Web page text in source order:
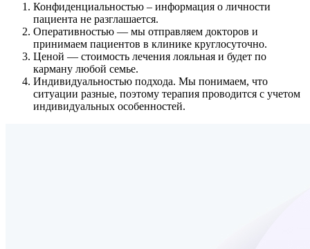
Конфиденциальностью – информация о личности
пациента не разглашается.
Оперативностью — мы отправляем докторов и
принимаем пациентов в клинике круглосуточно.
Ценой — стоимость лечения лояльная и будет по
карману любой семье.
Индивидуальностью подхода. Мы понимаем, что
ситуации разные, поэтому терапия проводится с учетом
индивидуальных особенностей.